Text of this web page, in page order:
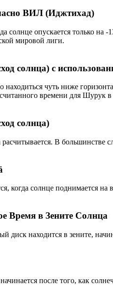
ВИЛ (Иджтихад)
солнце опускается только на
мировой лиги.
солнца) с
находиться чуть ниже
времени для Шурук в
солнца)
расчитывается. В
когда солнце поднимается
Время в Зените Солнца
диск находится в зените,
после того, как